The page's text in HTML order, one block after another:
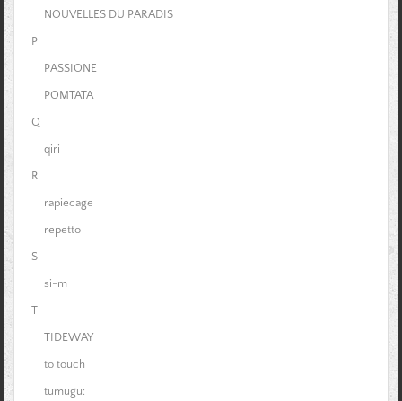
NOUVELLES DU PARADIS
P
PASSIONE
POMTATA
Q
qiri
R
rapiecage
repetto
S
si-m
T
TIDEWAY
to touch
tumugu: